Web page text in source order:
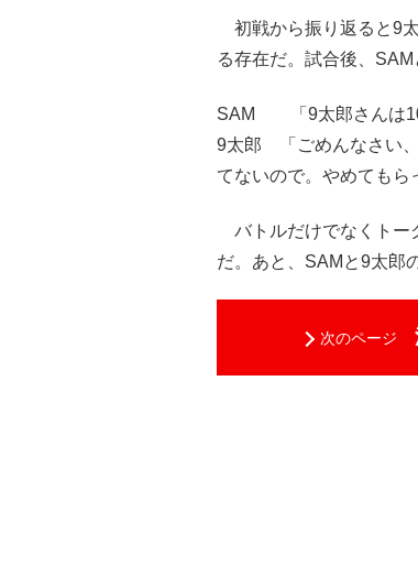
初戦から振り返ると9
る存在だ。試合後、
SAM 「9太郎さんは10
9太郎 「ごめんなさい
てないので。やめても
バトルだけでなくトー
だ。あと、SAMと9太郎
次のページ